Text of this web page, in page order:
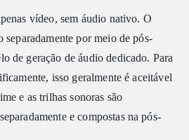
vídeo, sem áudio nativo. O
separadamente por meio de pós-
de geração de áudio dedicado. Para
isso geralmente é aceitável
e as trilhas sonoras são
e compostas na pós-